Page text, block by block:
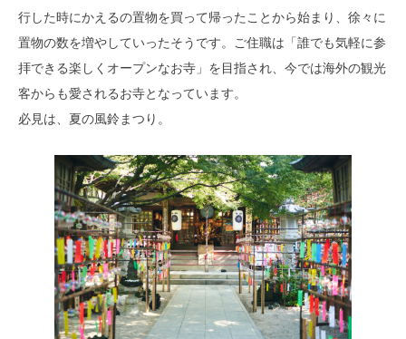
行した時にかえるの置物を買って帰ったことから始まり、徐々に
置物の数を増やしていったそうです。ご住職は「誰でも気軽に参
拝できる楽しくオープンなお寺」を目指され、今では海外の観光
客からも愛されるお寺となっています。
必見は、夏の風鈴まつり。